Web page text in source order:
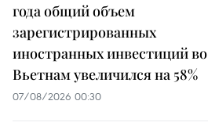
года общий объем
зарегистрированных
иностранных инвестиций во
Вьетнам увеличился на 58%
07/08/2026 00:30